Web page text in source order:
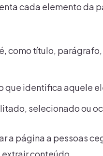
cada elemento da
como título,
que identifica aquele
selecionado ou
a página a pessoas
extrair conteúdo.